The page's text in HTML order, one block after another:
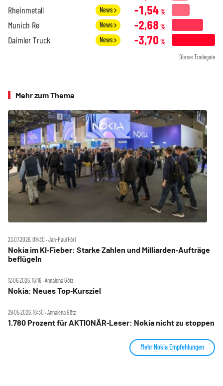
Rheinmetall News -1,54%
Munich Re News -2,68 %
Daimler Truck News -3,70 %
Börse: Tradegate
Mehr zum Thema
23.07.2026, 09:30 ‧ Jan-Paul Fóri
Nokia im KI‑Fieber: Starke Zahlen und Milliarden‑Aufträge
beflügeln
12.06.2026, 16:16 ‧ Annalena Götz
Nokia: Neues Top‑Kursziel
29.05.2026, 16:30 ‧ Annalena Götz
1.780 Prozent für AKTIONÄR‑Leser: Nokia nicht zu stoppen
Mehr Nokia Empfehlungen